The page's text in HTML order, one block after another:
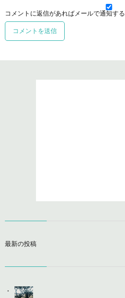
コメントに返信があればメールで通知する
最新の投稿